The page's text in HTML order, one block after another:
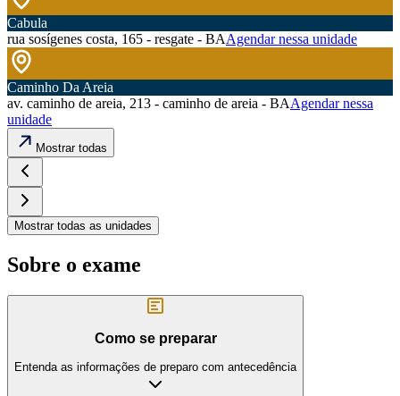
Cabula
rua sosígenes costa, 165 - resgate - BAAgendar nessa unidade
Caminho Da Areia
av. caminho de areia, 213 - caminho de areia - BAAgendar nessa
unidade
Mostrar todas
Mostrar todas as unidades
Sobre o exame
Como se preparar
Entenda as informações de preparo com antecedência